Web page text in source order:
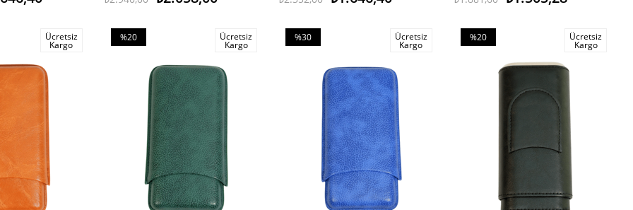
Ücretsiz
Kargo
%20
%20İndirim
Ücretsiz
Kargo
%30
%30İndirim
Ücretsiz
Kargo
%20
%20İndirim
Ücretsiz
Kargo